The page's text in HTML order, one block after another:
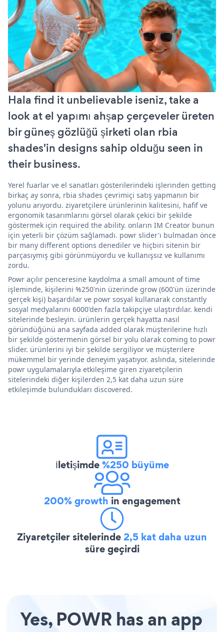
Hala find it unbelievable iseniz, take a
look at el yapımı ahşap çerçeveler üreten
bir güneş gözlüğü şirketi olan rbia
shades'in designs sahip olduğu seen in
their business.
Yerel fuarlar ve el sanatları gösterilerindeki işlerinden getting
birkaç ay sonra, rbia shades çevrimiçi satış yapmanın bir
yolunu arıyordu. ziyaretçilere ürünlerinin kalitesini, hafif ve
ergonomik tasarımlarını görsel olarak çekici bir şekilde
göstermek için required the ability. onların IM Creator bunun
için yeterli bir çözüm sağlamadı. powr slider'ı bulmadan önce
bir many different options denediler ve hiçbiri sitenin bir
parçasıymış gibi görünmüyordu ve kullanışsız ve kullanımı
zordu.
Powr açılır penceresine kaydolma a small amount of time
işleminde, kişilerini %250'nin üzerinde grow (600'ün üzerinde
gerçek kişi) başardılar ve powr sosyal kullanarak constantly
sosyal medyalarını 6000'den fazla takipçiye ulaştırdılar. kendi
sitelerinde besleyin. ürünlerin gerçek hayatta nasıl
göründüğünü ana sayfada added olarak müşterilerine hızlı
bir şekilde göstermenin görsel bir yolu olarak coming to powr
slider. ürünlerini iyi bir şekilde sergiliyor ve müşterilere
mükemmel bir yerinde deneyim yaşatıyor. aslında, sitelerinde
powr uygulamalarıyla etkileşime giren ziyaretçilerin
sitelerindeki diğer kişilerden 2,5 kat daha uzun süre
etkileşimde bulundukları discovered.
İletişimde%250 büyüme
200% growth in engagement
Ziyaretçiler sitelerinde2,5 kat daha uzun
süre geçirdi
Yes, POWR has an app